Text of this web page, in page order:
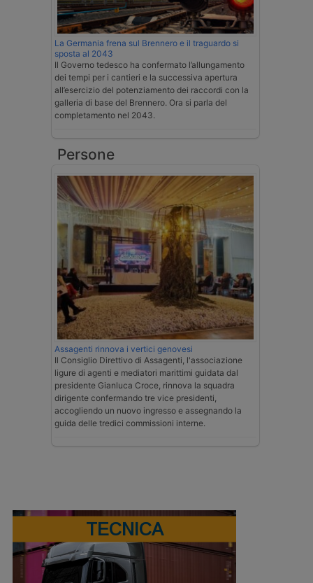
La Germania frena sul Brennero e il traguardo si
sposta al 2043
Il Governo tedesco ha confermato l’allungamento
dei tempi per i cantieri e la successiva apertura
all’esercizio del potenziamento dei raccordi con la
galleria di base del Brennero. Ora si parla del
completamento nel 2043.
Persone
Assagenti rinnova i vertici genovesi
Il Consiglio Direttivo di Assagenti, l'associazione
ligure di agenti e mediatori marittimi guidata dal
presidente Gianluca Croce, rinnova la squadra
dirigente confermando tre vice presidenti,
accogliendo un nuovo ingresso e assegnando la
guida delle tredici commissioni interne.
TECNICA